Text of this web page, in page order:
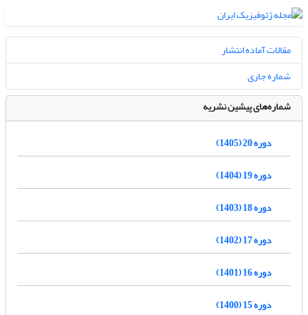
مقالات آماده انتشار
شماره جاری
شماره‌های پیشین نشریه
دوره 20 (1405)
دوره 19 (1404)
دوره 18 (1403)
دوره 17 (1402)
دوره 16 (1401)
دوره 15 (1400)